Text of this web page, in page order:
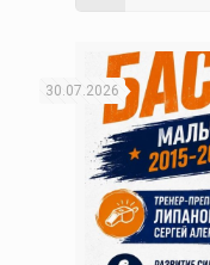
30.07.2026